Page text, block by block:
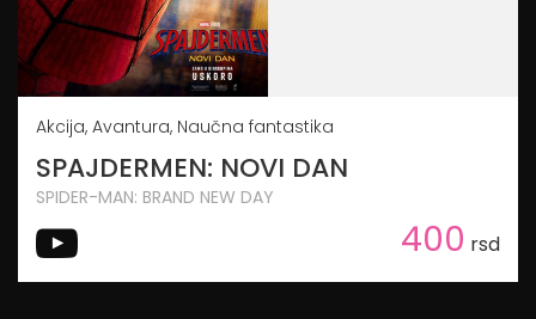
Akcija, Avantura, Naučna fantastika
SPAJDERMEN: NOVI DAN
SPIDER-MAN: BRAND NEW DAY
400 rsd